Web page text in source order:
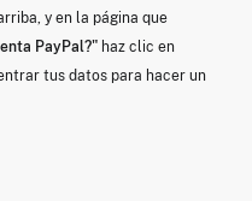
y en la página que
PayPal?" haz clic en
tus datos para hacer un